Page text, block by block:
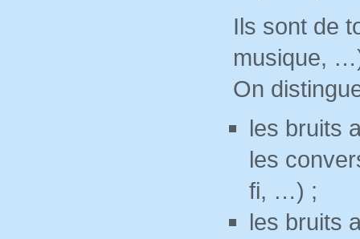
Ils sont de
musique,
On
les bruits
les
fi, …) ;
les bruits